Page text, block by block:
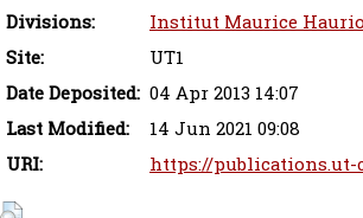
Divisions:
Institut Maurice
Site:
UT1
Date Deposited: 04 Apr 2013 14:07
Last Modified:
14 Jun 2021 09:08
URI:
https://